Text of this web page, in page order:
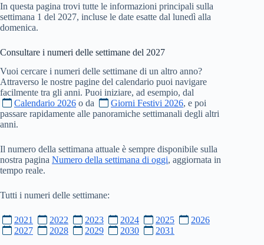
In questa pagina trovi tutte le informazioni principali sulla
settimana 1 del 2027, incluse le date esatte dal lunedì alla
domenica.
Consultare i numeri delle settimane del 2027
Vuoi cercare i numeri delle settimane di un altro anno?
Attraverso le nostre pagine del calendario puoi navigare
facilmente tra gli anni. Puoi iniziare, ad esempio, dal
Calendario 2026 o da Giorni Festivi 2026, e poi
passare rapidamente alle panoramiche settimanali degli altri
anni.
Il numero della settimana attuale è sempre disponibile sulla
nostra pagina Numero della settimana di oggi, aggiornata in
tempo reale.
Tutti i numeri delle settimane:
2021 2022 2023 2024 2025
2026
2027
2028 2029 2030 2031